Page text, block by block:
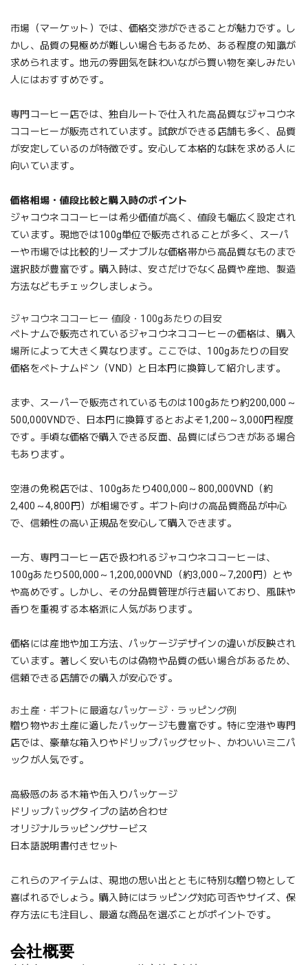
市場（マーケット）では、価格交渉ができることが魅力です。し
かし、品質の見極めが難しい場合もあるため、ある程度の知識が
求められます。地元の雰囲気を味わいながら買い物を楽しみたい
人にはおすすめです。
専門コーヒー店では、独自ルートで仕入れた高品質なジャコウネ
ココーヒーが販売されています。試飲ができる店舗も多く、品質
が安定しているのが特徴です。安心して本格的な味を求める人に
向いています。
価格相場・値段比較と購入時のポイント
ジャコウネココーヒーは希少価値が高く、値段も幅広く設定され
ています。現地では100g単位で販売されることが多く、スーパ
ーや市場では比較的リーズナブルな価格帯から高品質なものまで
選択肢が豊富です。購入時は、安さだけでなく品質や産地、製造
方法などもチェックしましょう。
ジャコウネココーヒー 値段・100gあたりの目安
ベトナムで販売されているジャコウネココーヒーの価格は、購入
場所によって大きく異なります。ここでは、100gあたりの目安
価格をベトナムドン（VND）と日本円に換算して紹介します。
まず、スーパーで販売されているものは100gあたり約200,000～
500,000VNDで、日本円に換算するとおよそ1,200～3,000円程度
です。手頃な価格で購入できる反面、品質にばらつきがある場合
もあります。
空港の免税店では、100gあたり400,000～800,000VND（約
2,400～4,800円）が相場です。ギフト向けの高品質商品が中心
で、信頼性の高い正規品を安心して購入できます。
一方、専門コーヒー店で扱われるジャコウネココーヒーは、
100gあたり500,000～1,200,000VND（約3,000～7,200円）とや
や高めです。しかし、その分品質管理が行き届いており、風味や
香りを重視する本格派に人気があります。
価格には産地や加工方法、パッケージデザインの違いが反映され
ています。著しく安いものは偽物や品質の低い場合があるため、
信頼できる店舗での購入が安心です。
お土産・ギフトに最適なパッケージ・ラッピング例
贈り物やお土産に適したパッケージも豊富です。特に空港や専門
店では、豪華な箱入りやドリップバッグセット、かわいいミニパ
ックが人気です。
高級感のある木箱や缶入りパッケージ
ドリップバッグタイプの詰め合わせ
オリジナルラッピングサービス
日本語説明書付きセット
これらのアイテムは、現地の思い出とともに特別な贈り物として
喜ばれるでしょう。購入時にはラッピング対応可否やサイズ、保
存方法にも注目し、最適な商品を選ぶことがポイントです。
会社概要